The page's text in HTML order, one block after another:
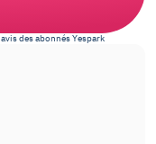
avis des abonnésYespark